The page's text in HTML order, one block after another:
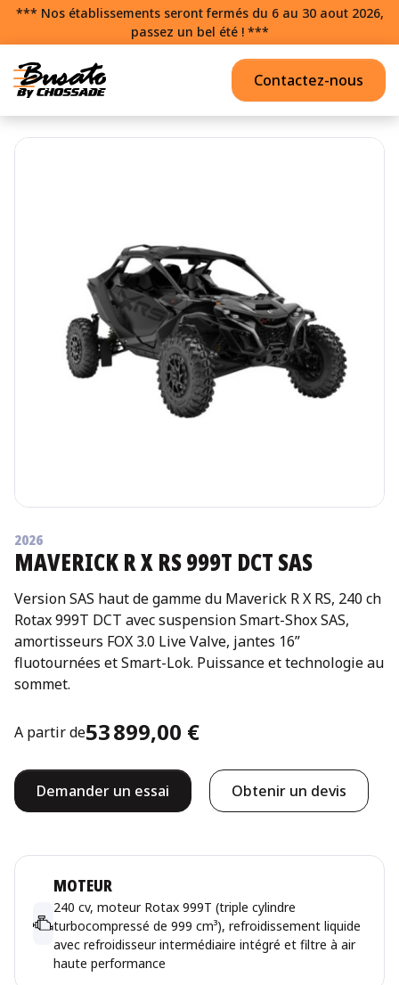
*** Nos établissements seront fermés du 6 au 30 aout 2026,
passez un bel été ! ***
Contactez-nous
2026
MAVERICK R X RS 999T DCT SAS
Version SAS haut de gamme du Maverick R X RS, 240 ch
Rotax 999T DCT avec suspension Smart-Shox SAS,
amortisseurs FOX 3.0 Live Valve, jantes 16”
fluotournées et Smart-Lok. Puissance et technologie au
sommet.
A partir de53 899,00 €
Demander un essai Obtenir un devis
MOTEUR
240 cv, moteur Rotax 999T (triple cylindre
turbocompressé de 999 cm³), refroidissement liquide
avec refroidisseur intermédiaire intégré et filtre à air
haute performance